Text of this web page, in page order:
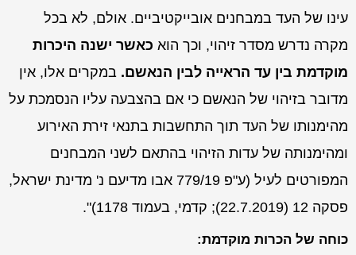
עינו של העד במבחנים אובייקטיביים. אולם, לא בכל
מקרה נדרש מסדר זיהוי, וכך הוא כאשר ישנה היכרות
מוקדמת בין עד הראייה לבין הנאשם. במקרים אלו, אין
מדובר בזיהוי של הנאשם כי אם בהצבעה עליו הנסמכת על
מהימנותו של העד תוך התחשבות בתנאי זירת האירוע
ומהימנותה של עדות הזיהוי בהתאם לשני המבחנים
המפורטים לעיל (ע"פ 779/19 אבו מדיעם נ' מדינת ישראל,
פסקה 12 (22.7.2019);
קדמי, בעמוד 1178)".
כוחה של הכרות מוקדמת: